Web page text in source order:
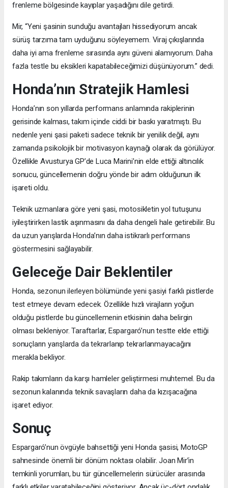
frenleme bölgesinde kayıplar yaşadığını dile getirdi.
Mir, “Yeni şasinin sunduğu avantajları hissediyorum ancak
sürüş tarzıma tam uyduğunu söyleyemem. Viraj çıkışlarında
daha iyi ama frenleme sırasında aynı güveni alamıyorum. Daha
fazla testle bu eksikleri kapatabileceğimizi düşünüyorum.” dedi.
Honda’nın Stratejik Hamlesi
Honda’nın son yıllarda performans anlamında rakiplerinin
gerisinde kalması, takım içinde ciddi bir baskı yaratmıştı. Bu
nedenle yeni şasi paketi sadece teknik bir yenilik değil, aynı
zamanda psikolojik bir motivasyon kaynağı olarak da görülüyor.
Özellikle Avusturya GP’de Luca Marini’nin elde ettiği altıncılık
sonucu, güncellemenin doğru yönde bir adım olduğunun ilk
işareti oldu.
Teknik uzmanlara göre yeni şasi, motosikletin yol tutuşunu
iyileştirirken lastik aşınmasını da daha dengeli hale getirebilir. Bu
da uzun yarışlarda Honda’nın daha istikrarlı performans
göstermesini sağlayabilir.
Geleceğe Dair Beklentiler
Honda, sezonun ilerleyen bölümünde yeni şasiyi farklı pistlerde
test etmeye devam edecek. Özellikle hızlı virajların yoğun
olduğu pistlerde bu güncellemenin etkisinin daha belirgin
olması bekleniyor. Taraftarlar, Espargaró’nun testte elde ettiği
sonuçların yarışlarda da tekrarlanıp tekrarlanmayacağını
merakla bekliyor.
Rakip takımların da karşı hamleler geliştirmesi muhtemel. Bu da
sezonun kalanında teknik savaşların daha da kızışacağına
işaret ediyor.
Sonuç
Espargaró’nun övgüyle bahsettiği yeni Honda şasisi, MotoGP
sahnesinde önemli bir dönüm noktası olabilir. Joan Mir’in
temkinli yorumları, bu tür güncellemelerin sürücüler arasında